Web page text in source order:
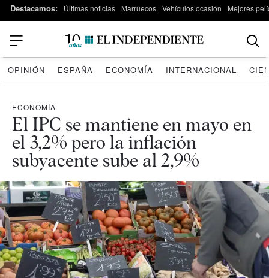
Destacamos: Últimas noticias Marruecos Vehículos ocasión Mejores
OPINIÓN ESPAÑA ECONOMÍA INTERNACIONAL
ECONOMÍA
El IPC se mantiene en mayo en
el 3,2% pero la inflación
subyacente sube al 2,9%